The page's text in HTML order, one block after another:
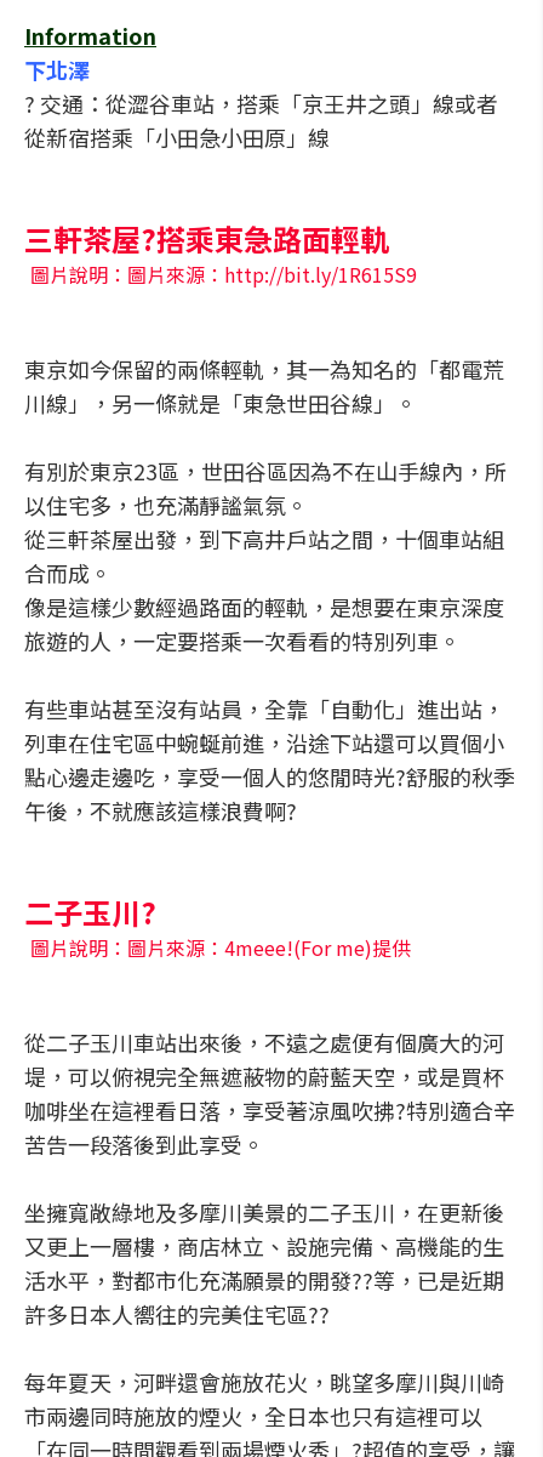
Information
下北澤
? 交通：從澀谷車站，搭乘「京王井之頭」線或者
從新宿搭乘「小田急小田原」線
三軒茶屋?搭乘東急路面輕軌
圖片說明：圖片來源：http://bit.ly/1R615S9
東京如今保留的兩條輕軌，其一為知名的「都電荒
川線」，另一條就是「東急世田谷線」。
有別於東京23區，世田谷區因為不在山手線內，所
以住宅多，也充滿靜謐氣氛。
從三軒茶屋出發，到下高井戶站之間，十個車站組
合而成。
像是這樣少數經過路面的輕軌，是想要在東京深度
旅遊的人，一定要搭乘一次看看的特別列車。
有些車站甚至沒有站員，全靠「自動化」進出站，
列車在住宅區中蜿蜒前進，沿途下站還可以買個小
點心邊走邊吃，享受一個人的悠閒時光?舒服的秋季
午後，不就應該這樣浪費啊?
二子玉川?
圖片說明：圖片來源：4meee!(For me)提供
從二子玉川車站出來後，不遠之處便有個廣大的河
堤，可以俯視完全無遮蔽物的蔚藍天空，或是買杯
咖啡坐在這裡看日落，享受著涼風吹拂?特別適合辛
苦告一段落後到此享受。
坐擁寬敞綠地及多摩川美景的二子玉川，在更新後
又更上一層樓，商店林立、設施完備、高機能的生
活水平，對都市化充滿願景的開發??等，已是近期
許多日本人嚮往的完美住宅區??
每年夏天，河畔還會施放花火，眺望多摩川與川崎
市兩邊同時施放的煙火，全日本也只有這裡可以
「在同一時間觀看到兩場煙火秀」?超值的享受，讓